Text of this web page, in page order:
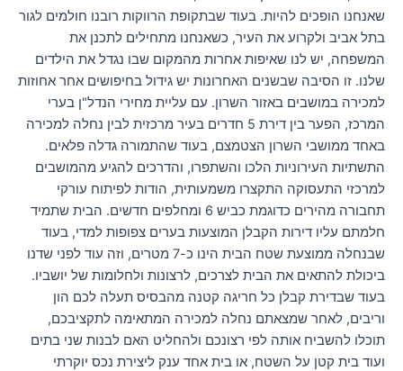
שאנחנו הופכים להיות. בעוד שבתקופת הרווקות רובנו חולמים לגור
בתל אביב ולקרוע את העיר, כשאנחנו מתחילים לתכנן את
המשפחה, יש לנו שאיפות אחרות מהמקום שבו נגדל את הילדים
שלנו. זו הסיבה שבשנים האחרונות יש גידול בחיפושים אחר אחוזות
למכירה במושבים באזור השרון. עם עליית מחירי הנדל"ן בערי
המרכז, הפער בין דירת 5 חדרים בעיר מרכזית לבין נחלה למכירה
באחד ממושבי השרון הצטמצם, בעוד שהתמורה גדלה פלאים.
התשתיות העירוניות הלכו והשתפרו, והדרכים להגיע מהמושבים
למרכזי התעסוקה התקצרו משמעותית, הודות לפיתוח עורקי
תחבורה מהירים כדוגמת כביש 6 ומחלפים חדשים. הבית שתמיד
חלמתם עליו דירות הקבלן המוצעות בערים צפופות למדי, בעוד
שבנחלה ממוצעת שטח הבית הינו כ-7 מטרים, וזה עוד לפני שדנו
ביכולת להתאים את הבית לצרכים, לרצונות ולחלומות של יושביו.
בעוד שבדירת קבלן כל חריגה קטנה מהבסיס תעלה לכם הון
וריבים, לאחר שמצאתם נחלה למכירה המתאימה לתקציבכם,
תוכלו להשביח אותה לפי רצונכם ולהחליט האם לבנות שני בתים
ועוד בית קטן על השטח, או בית אחד ענק ליצירת נכס יוקרתי